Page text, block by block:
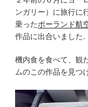
ンガリー）に旅行に
乗ったポーランド航
作品に出合いました.
機内食を食べて、観
ムのこの作品を見つ